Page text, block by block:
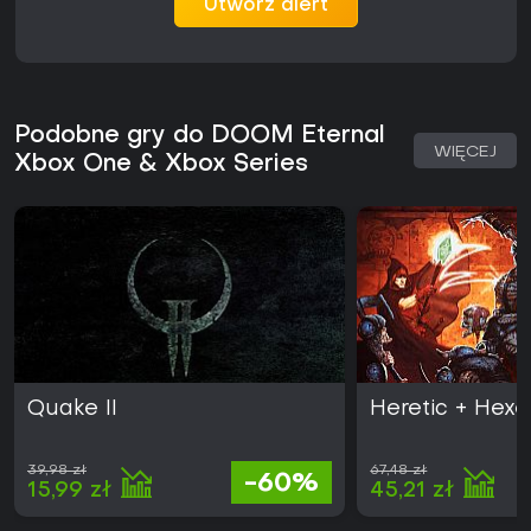
Utwórz alert
Podobne gry do DOOM Eternal
Xbox One & Xbox Series
WIĘCEJ
Quake II
39,98 zł
15,99 zł -60%
Heretic +
67,48 zł
45,21 zł